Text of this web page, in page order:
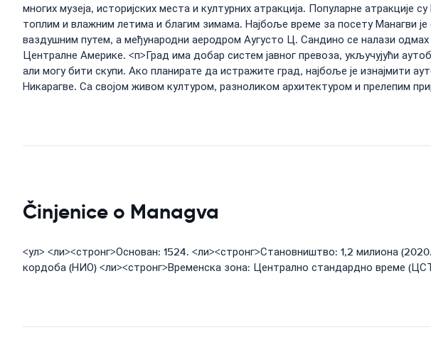
многих музеја, историјских места и културних атракција. Популарне
топлим и влажним летима и благим зимама. Најбоље време за посету Манагви
ваздушним путем, а међународни аеродром Аугусто Ц. Сандино се налази одмах
Централне Америке. <п>Град има добар систем јавног превоза, укључујући
али могу бити скупи. Ако планирате да истражите град, најбоље је изнајмити
Никарагве. Са својом живом културом, разноликом архитектуром и прелепим
Činjenice o Managva
<ул> <ли><стронг>Основан: 1524. <ли><стронг>Становништво: 1,2 милиона
кордоба (НИО) <ли><стронг>Временска зона: Централно стандардно време